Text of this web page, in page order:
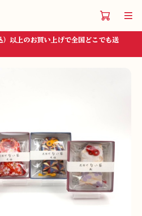
）以上のお買い上げで全国どこでも送